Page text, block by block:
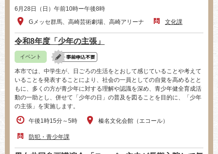
6月28日（日）午前10時ー午後8時
Gメッセ群馬、高崎芸術劇場、高崎アリーナ
文化課
令和8年度「少年の主張」
イベント
本市では、中学生が、日ごろの生活をとおして感じていることや考えて
いることを発表することにより、社会の一員としての自覚を高めるとと
もに、多くの方が青少年に対する理解や認識を深め、青少年健全育成活
動の一助とし、併せて「少年の日」の普及を図ることを目的に、「少年
の主張」を実施します。
午後1時15分～5時 榛名文化会館（エコール）
防犯・青少年課